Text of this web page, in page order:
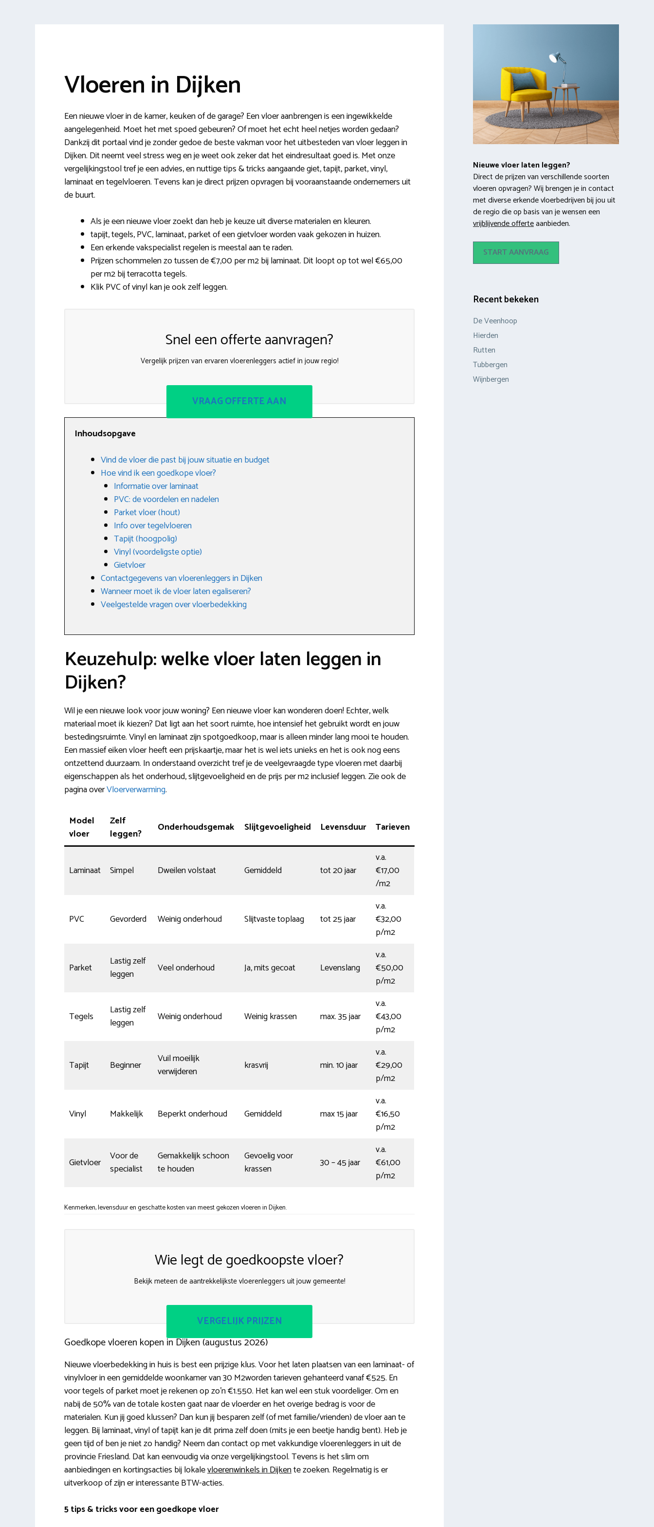
Vloeren in Dijken
Een nieuwe vloer in de kamer, keuken of de garage? Een vloer aanbrengen is een ingewikkelde
aangelegenheid. Moet het met spoed gebeuren? Of moet het echt heel netjes worden gedaan?
Dankzij dit portaal vind je zonder gedoe de beste vakman voor het uitbesteden van vloer leggen in
Dijken. Dit neemt veel stress weg en je weet ook zeker dat het eindresultaat goed is. Met onze
vergelijkingstool tref je een advies, en nuttige tips & tricks aangaande giet, tapijt, parket, vinyl,
laminaat en tegelvloeren. Tevens kan je direct prijzen opvragen bij vooraanstaande ondernemers uit
de buurt.
Als je een nieuwe vloer zoekt dan heb je keuze uit diverse materialen en kleuren.
tapijt, tegels, PVC, laminaat, parket of een gietvloer worden vaak gekozen in huizen.
Een erkende vakspecialist regelen is meestal aan te raden.
Prijzen schommelen zo tussen de €7,00 per m2 bij laminaat. Dit loopt op tot wel €65,00
per m2 bij terracotta tegels.
Klik PVC of vinyl kan je ook zelf leggen.
Snel een offerte aanvragen?
Vergelijk prijzen van ervaren vloerenleggers actief in jouw regio!
VRAAG OFFERTE AAN
Inhoudsopgave
Vind de vloer die past bij jouw situatie en budget
Hoe vind ik een goedkope vloer?
Informatie over laminaat
PVC: de voordelen en nadelen
Parket vloer (hout)
Info over tegelvloeren
Tapijt (hoogpolig)
Vinyl (voordeligste optie)
Gietvloer
Contactgegevens van vloerenleggers in Dijken
Wanneer moet ik de vloer laten egaliseren?
Veelgestelde vragen over vloerbedekking
Keuzehulp: welke vloer laten leggen in
Dijken?
Wil je een nieuwe look voor jouw woning? Een nieuwe vloer kan wonderen doen! Echter, welk
materiaal moet ik kiezen? Dat ligt aan het soort ruimte, hoe intensief het gebruikt wordt en jouw
bestedingsruimte. Vinyl en laminaat zijn spotgoedkoop, maar is alleen minder lang mooi te houden.
Een massief eiken vloer heeft een prijskaartje, maar het is wel iets unieks en het is ook nog eens
ontzettend duurzaam. In onderstaand overzicht tref je de veelgevraagde type vloeren met daarbij
eigenschappen als het onderhoud, slijtgevoeligheid en de prijs per m2 inclusief leggen. Zie ook de
pagina overVloerverwarming.
Model
vloer
Zelf
leggen?
Onderhoudsgemak Slijtgevoeligheid Levensduur Tarieven
Laminaat Simpel Dweilen volstaat Gemiddeld tot 20 jaar
v.a.
€17,00
/m2
PVC Gevorderd Weinig onderhoud Slijtvaste toplaag tot 25 jaar
v.a.
€32,00
p/m2
Parket
Lastig zelf
leggen
Veel onderhoud Ja, mits gecoat Levenslang
v.a.
€50,00
p/m2
Tegels
Lastig zelf
leggen
Weinig onderhoud Weinig krassen max. 35 jaar
v.a.
€43,00
p/m2
Tapijt Beginner
Vuil moeilijk
verwijderen
krasvrij min. 10 jaar
v.a.
€29,00
p/m2
Vinyl Makkelijk Beperkt onderhoud Gemiddeld max 15 jaar
v.a.
€16,50
p/m2
Gietvloer
Voor de
specialist
Gemakkelijk schoon
te houden
Gevoelig voor
krassen
30 – 45 jaar
v.a.
€61,00
p/m2
Kenmerken, levensduur en geschatte kosten van meest gekozen vloeren in Dijken.
Wie legt de goedkoopste vloer?
Bekijk meteen de aantrekkelijkste vloerenleggers uit jouw gemeente!
VERGELIJK PRIJZEN
Goedkope vloeren kopen in Dijken (augustus 2026)
Nieuwe vloerbedekking in huis is best een prijzige klus. Voor het laten plaatsen van een laminaat- of
vinylvloer in een gemiddelde woonkamer van 30 M2worden tarieven gehanteerd vanaf €525. En
voor tegels of parket moet je rekenen op zo’n €1.550. Het kan wel een stuk voordeliger. Om en
nabij de 50% van de totale kosten gaat naar de vloerder en het overige bedrag is voor de
materialen. Kun jij goed klussen? Dan kun jij besparen zelf (of met familie/vrienden) de vloer aan te
leggen. Bij laminaat, vinyl of tapijt kan je dit prima zelf doen (mits je een beetje handig bent). Heb je
geen tijd of ben je niet zo handig? Neem dan contact op met vakkundige vloerenleggers in uit de
provincie Friesland. Dat kan eenvoudig via onze vergelijkingstool. Tevens is het slim om
aanbiedingen en kortingsacties bij lokalevloerenwinkels in Dijkente zoeken. Regelmatig is er
uitverkoop of zijn er interessante BTW-acties.
5 tips & tricks voor een goedkope vloer
Nieuwe vloer laten leggen?
Direct de prijzen van verschillende soorten
vloeren opvragen? Wij brengen je in contact
met diverse erkende vloerbedrijven bij jou uit
de regio die op basis van je wensen een
vrijblijvende offerteaanbieden.
START AANVRAAG
Recent bekeken
De Veenhoop
Hierden
Rutten
Tubbergen
Wijnbergen